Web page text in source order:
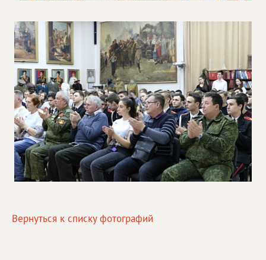
Вернуться к списку фотографий